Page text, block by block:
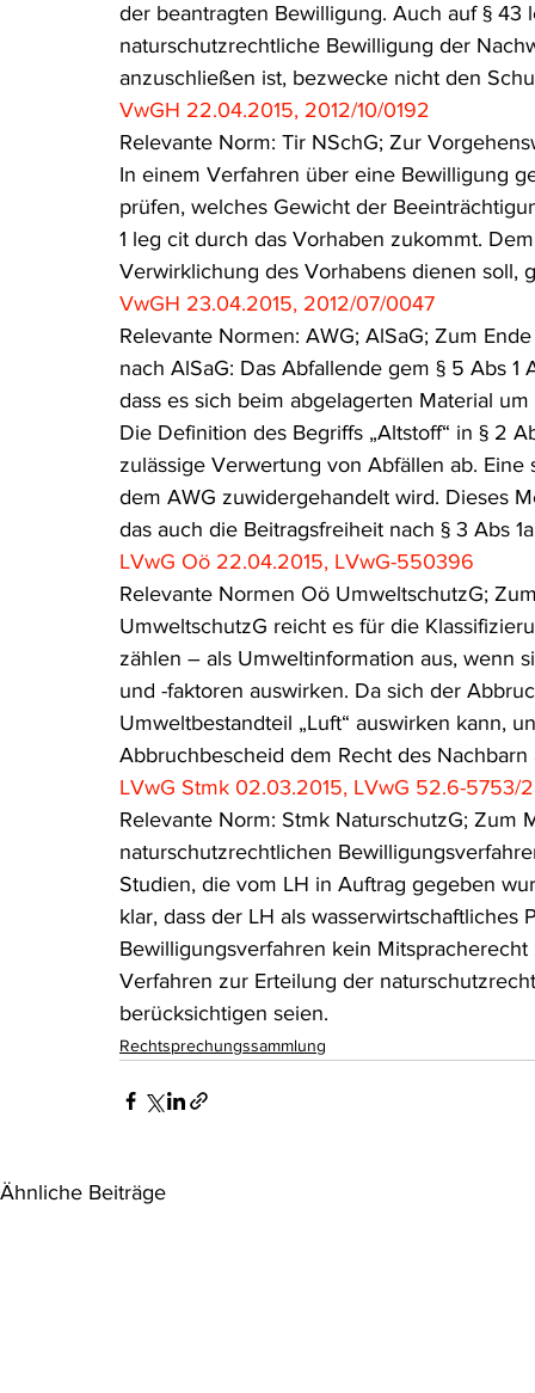
der beantragten Bewilligung. Auch auf §
naturschutzrechtliche Bewilligung der
anzuschließen ist, bezwecke nicht den
VwGH 22.04.2015, 2012/10/0192
Relevante Norm: Tir NSchG; Zur
In einem Verfahren über eine Bewilligung
prüfen, welches Gewicht der
1 leg cit durch das Vorhaben zukommt.
Verwirklichung des Vorhabens dienen soll,
VwGH 23.04.2015, 2012/07/0047
Relevante Normen: AWG; AlSaG; Zum
nach AlSaG: Das Abfallende gem § 5 Abs
dass es sich beim abgelagerten Material
Die Definition des Begriffs „Altstoff“ in § 2
zulässige Verwertung von Abfällen ab.
dem AWG zuwidergehandelt wird. Dieses
das auch die Beitragsfreiheit nach § 3 Abs
LVwG Oö 22.04.2015, LVwG-550396
Relevante Normen Oö UmweltschutzG;
UmweltschutzG reicht es für die
zählen – als Umweltinformation aus, wenn
und -faktoren auswirken. Da sich der
Umweltbestandteil „Luft“ auswirken kann,
Abbruchbescheid dem Recht des
LVwG Stmk 02.03.2015, LVwG 52.6-5753/
Relevante Norm: Stmk NaturschutzG; Zum
naturschutzrechtlichen
Studien, die vom LH in Auftrag gegeben
klar, dass der LH als
Bewilligungsverfahren kein
Verfahren zur Erteilung der
berücksichtigen seien.
Rechtsprechungssammlung
Ähnliche Beiträge